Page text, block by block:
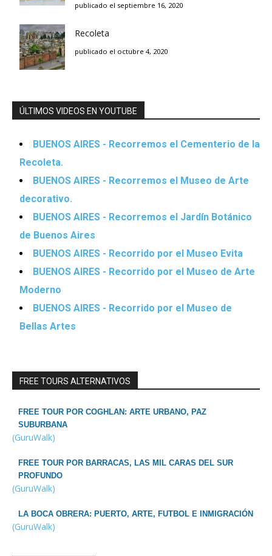
publicado el septiembre 16, 2020
Recoleta
publicado el octubre 4, 2020
ÚLTIMOS VIDEOS EN YOUTUBE
BUENOS AIRES - Recorremos el Cementerio de la
Recoleta.
BUENOS AIRES - Recorremos el Museo de Arte
decorativo.
BUENOS AIRES - Recorremos el Jardín Botánico
de Buenos Aires
BUENOS AIRES - Recorrido por el Museo Evita
BUENOS AIRES - Recorrido por el Museo de Arte
Moderno
BUENOS AIRES - Recorrido por el Museo de
Bellas Artes
FREE TOURS ALTERNATIVOS
FREE TOUR POR COGHLAN: ARTE URBANO, PAZ
SUBURBANA
(GuruWalk)
FREE TOUR POR BARRACAS, LAS MIL CARAS DEL SUR
PROFUNDO
(GuruWalk)
LA BOCA OBRERA: PUERTO, ARTE, FUTBOL E INMIGRACIÓN
(GuruWalk)